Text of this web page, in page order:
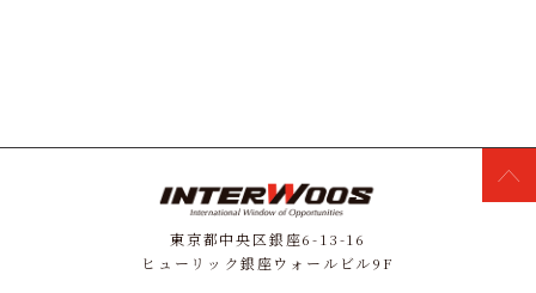
東京都中央区銀座6-13-16
ヒューリック銀座ウォールビル9F